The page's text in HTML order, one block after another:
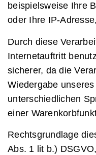
beispielsweise Ihre
oder Ihre IP-
Durch diese
Internetauftritt
sicherer, da die
Wiedergabe
unterschiedlichen
einer
Rechtsgrundlage
Abs. 1 lit b.)